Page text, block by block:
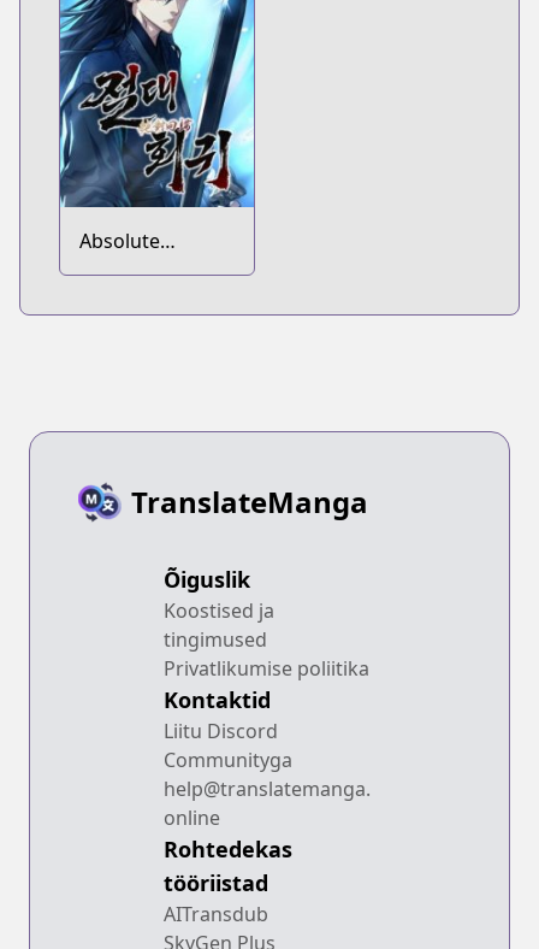
Absolute
Regression
TranslateManga
Õiguslik
Koostised ja
tingimused
Privatlikumise poliitika
Kontaktid
Liitu Discord
Communityga
help@translatemanga.
online
Rohtedekas
tööriistad
AITransdub
SkyGen Plus